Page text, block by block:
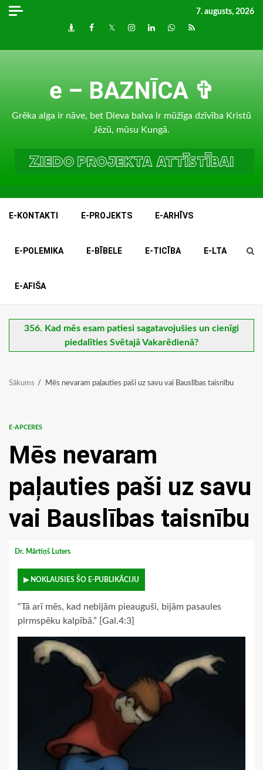
Skip
7. augusts, 2026
DraugiemFacebook
TwitterInstagram
LinkedInwhatsapp
RSS
e – BAZNĪCA ✞
Grēka alga ir nāve, bet Dieva balva ir mūžīga dzīvība Kristū
Jēzū, mūsu Kungā.
E-KONTAKTI E-PROJEKTS E-ARHĪVS
E-POLEMIKA E-BĪBELE E-TICĪBA E-LTA
E-AFIŠA
356. Kad mēs esam patiesi sagatavojušies un cienīgi
piedalīties Svētajā Vakarēdienā?
Sākums Mēs nevaram paļauties paši uz savu vai Bauslības taisnību
E-APCERES
Mēs nevaram
paļauties paši uz savu
vai Bauslības taisnību
Dr. Mārtiņš Luters
▶ NOKLAUSIES ŠO E-PUBLIKĀCIJU
“Tā arī mēs, kad nebijām pieauguši, bijām pasaules
pirmspēku kalpībā.” [Gal.4:3]